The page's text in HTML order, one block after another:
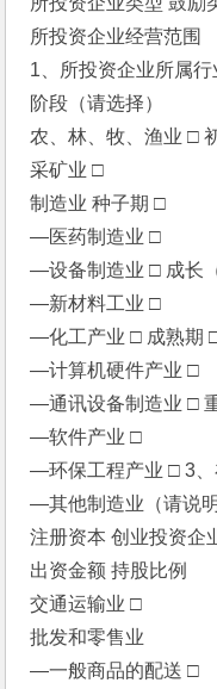
所投资企业经营范围
1、所投资企业所属
阶段（请选择）
农、林、牧、渔业 □
采矿业 □
制造业 种子期 □
—医药制造业 □
—设备制造业 □ 成长
—新材料工业 □
—化工产业 □ 成熟期
—计算机硬件产业 □
—通讯设备制造业 □
—软件产业 □
—环保工程产业 □ 3
—其他制造业（请说
注册资本 创业投资企
出资金额 持股比例
交通运输业 □
批发和零售业
—一般商品的配送 □